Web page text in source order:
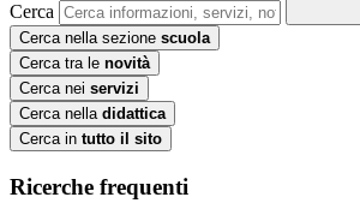
Cerca
Cerca nella sezione scuola
Cerca tra le novità
Cerca nei servizi
Cerca nella didattica
Cerca in tutto il sito
Ricerche frequenti